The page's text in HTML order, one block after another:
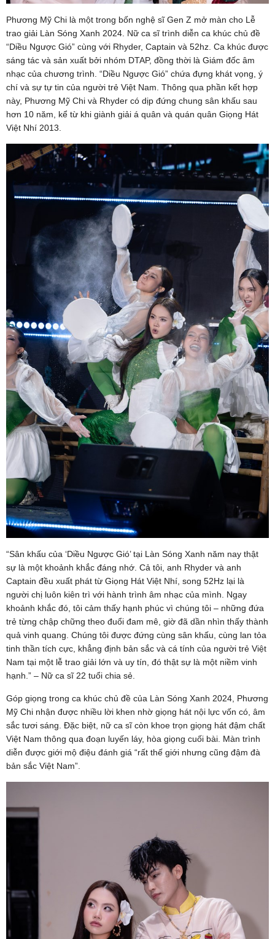
Phương Mỹ Chi là một trong bốn nghệ sĩ Gen Z mở màn cho Lễ
trao giải Làn Sóng Xanh 2024. Nữ ca sĩ trình diễn ca khúc chủ đề
“Diều Ngược Gió” cùng với Rhyder, Captain và 52hz. Ca khúc được
sáng tác và sản xuất bởi nhóm DTAP, đồng thời là Giám đốc âm
nhạc của chương trình. “Diều Ngược Gió” chứa đựng khát vọng, ý
chí và sự tự tin của người trẻ Việt Nam. Thông qua phần kết hợp
này, Phương Mỹ Chi và Rhyder có dịp đứng chung sân khấu sau
hơn 10 năm, kể từ khi giành giải á quân và quán quân Giọng Hát
Việt Nhí 2013.
“Sân khấu của ‘Diều Ngược Gió’ tại Làn Sóng Xanh năm nay thật
sự là một khoảnh khắc đáng nhớ. Cả tôi, anh Rhyder và anh
Captain đều xuất phát từ Giọng Hát Việt Nhí, song 52Hz lại là
người chị luôn kiên trì với hành trình âm nhạc của mình. Ngay
khoảnh khắc đó, tôi cảm thấy hạnh phúc vì chúng tôi – những đứa
trẻ từng chập chững theo đuổi đam mê, giờ đã dần nhìn thấy thành
quả vinh quang. Chúng tôi được đứng cùng sân khấu, cùng lan tỏa
tinh thần tích cực, khẳng định bản sắc và cá tính của người trẻ Việt
Nam tại một lễ trao giải lớn và uy tín, đó thật sự là một niềm vinh
hạnh.” – Nữ ca sĩ 22 tuổi chia sẻ.
Góp giọng trong ca khúc chủ đề của Làn Sóng Xanh 2024, Phương
Mỹ Chi nhận được nhiều lời khen nhờ giọng hát nội lực vốn có, âm
sắc tươi sáng. Đặc biệt, nữ ca sĩ còn khoe trọn giọng hát đậm chất
Việt Nam thông qua đoạn luyến láy, hòa giọng cuối bài. Màn trình
diễn được giới mộ điệu đánh giá “rất thế giới nhưng cũng đậm đà
bản sắc Việt Nam”.